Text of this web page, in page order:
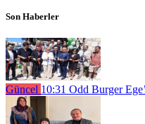
Son Haberler
Güncel 10:31 Odd Burger